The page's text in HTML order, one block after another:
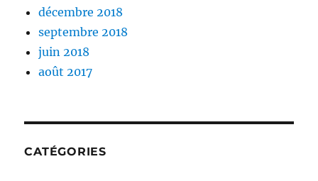
décembre 2018
septembre 2018
juin 2018
août 2017
CATÉGORIES